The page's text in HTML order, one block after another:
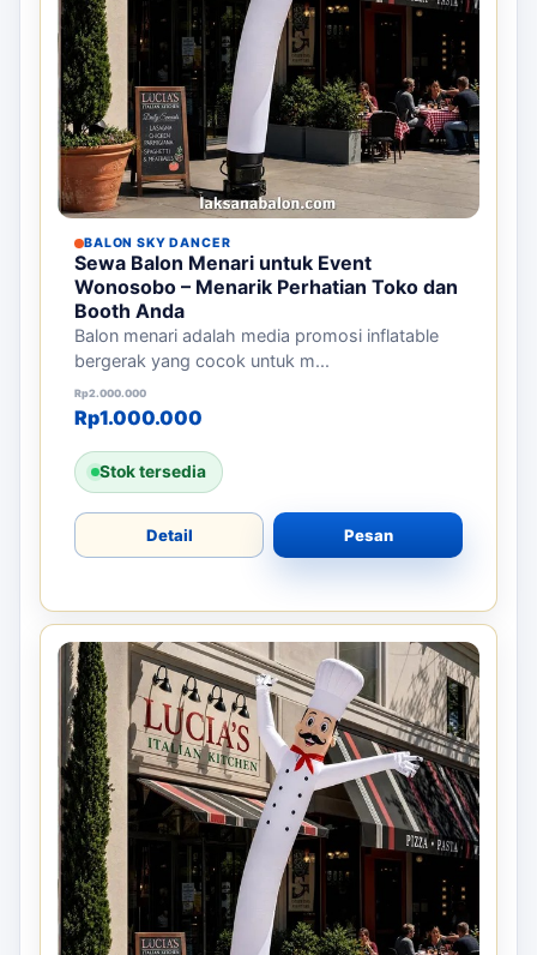
BALON SKY DANCER
Sewa Balon Menari untuk Event
Wonosobo – Menarik Perhatian Toko dan
Booth Anda
Balon menari adalah media promosi inflatable
bergerak yang cocok untuk m...
Rp2.000.000
Harga aslinya adalah: Rp2.000.000.
Rp1.000.000
Harga saat ini adalah: Rp1.000.000.
Stok tersedia
Detail Pesan